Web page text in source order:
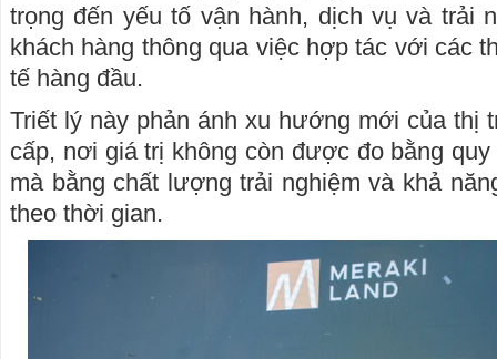
trọng đến yếu tố vận hành, dịch vụ và trải
khách hàng thông qua việc hợp tác với các
tế hàng đầu.
Triết lý này phản ánh xu hướng mới của thị
cấp, nơi giá trị không còn được đo bằng
mà bằng chất lượng trải nghiệm và khả
theo thời gian.